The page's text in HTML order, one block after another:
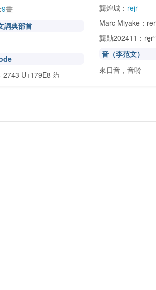
9畫
詞典部首
2743 U+179E8 𗧨
龔煌城： rejr
Marc Miyake：rer
龔勛202411：re̱r²
音（李范文）
來日音，音唥